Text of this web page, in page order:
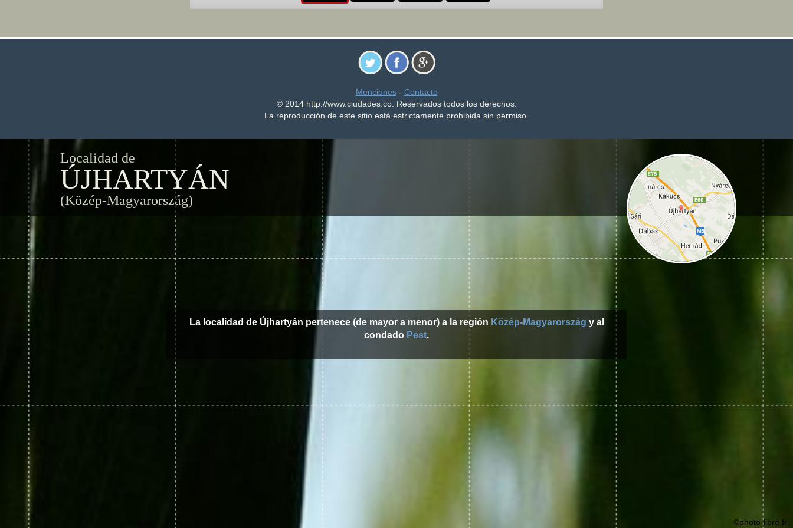
Menciones- Contacto
© 2014 http://www.ciudades.co. Reservados todos los derechos.
La reproducción de este sitio está estrictamente prohibida sin permiso.
Localidad de
ÚJHARTYÁN
(Közép-Magyarország)
La localidad de Újhartyán pertenece (de mayor a menor) a la región Közép-Magyarország y al
condado Pest.
©photo-libre.fr